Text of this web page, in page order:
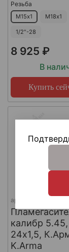
Резьба
М15х1 М18х1
1/2"-28
8 925 ₽
В
Купить
арт.
калибр
24х1,5,
K.Arma